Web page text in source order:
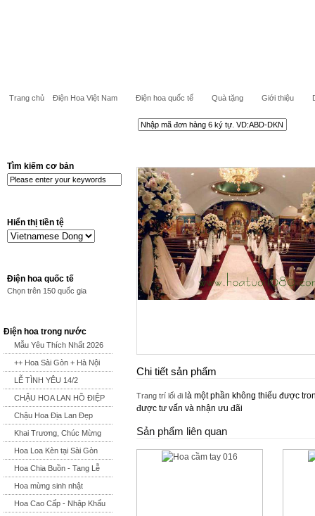
Trang chủ Điện Hoa Việt Nam Điện hoa quốc tế Quà tặng Giới thiệu
Tìm kiếm cơ bản
Hiển thị tiền tệ
Điện hoa quốc tế
Chọn trên 150 quốc gia
Điện hoa trong nước
Mẫu Yêu Thích Nhất 2026
++ Hoa Sài Gòn + Hà Nội
LỄ TÌNH YÊU 14/2
CHẬU HOA LAN HỒ ĐIỆP
Chậu Hoa Địa Lan Đẹp
Khai Trương, Chúc Mừng
Hoa Loa Kèn tại Sài Gòn
Hoa Chia Buồn - Tang Lễ
Hoa mừng sinh nhật
Hoa Cao Cấp - Nhập Khẩu
Chi tiết sản phẩm
Trang trí lối đi là một phần không thiếu được
được tư vấn và nhận ưu đãi
Sản phẩm liên quan